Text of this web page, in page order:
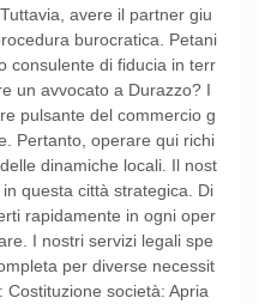
avere il partner giu
burocratica. Petani
consulente di fiducia in terr
un avvocato a Durazzo? I
pulsante del commercio g
Pertanto, operare qui richi
dinamiche locali. Il nost
questa città strategica. Di
rapidamente in ogni oper
I nostri servizi legali spe
per diverse necessit
società: Apria